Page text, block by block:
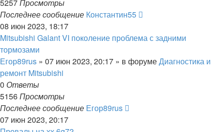
5257Просмотры
Последнее сообщение Константин55
08 июн 2023, 18:17
Mitsubishi Galant VI поколение проблема с задними
тормозами
Егор89rus » 07 июн 2023, 20:17 » в форумеДиагностика и
ремонт Mitsubishi
0 Ответы
5156Просмотры
Последнее сообщение Егор89rus
07 июн 2023, 20:17